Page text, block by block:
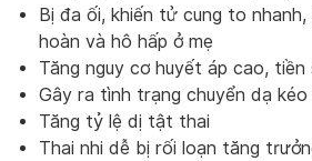
Bị đa ối, khiến tử cung to
hoàn và hô hấp ở mẹ
Tăng nguy cơ huyết áp cao, tiền
Gây ra tình trạng chuyển dạ kéo
Tăng tỷ lệ dị tật thai
Thai nhi dễ bị rối loạn tăng